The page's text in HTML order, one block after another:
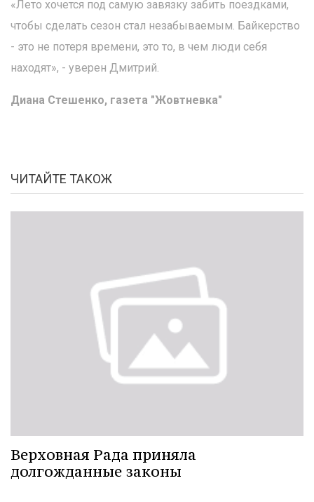
«Лето хочется под самую завязку забить поездками,
чтобы сделать сезон стал незабываемым. Байкерство
- это не потеря времени, это то, в чем люди себя
находят», - уверен Дмитрий.
Диана Стешенко, газета "Жовтневка"
ЧИТАЙТЕ ТАКОЖ
Верховная Рада приняла
долгожданные законы